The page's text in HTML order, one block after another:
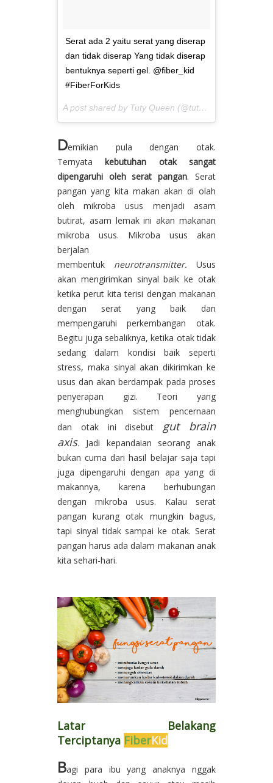
Serat ada 2 yaitu serat yang diserap
dan tidak diserap Yang tidak diserap
bentuknya seperti gel. @fiber_kid
#FiberForKids
A post shared by Tuty Queen (@tutyqueen) on
Demikian pula dengan otak.
Ternyatakebutuhan otak sangat
dipengaruhi oleh serat pangan. Serat
pangan yang kita makan akan di olah
oleh mikroba usus menjadi asam
butirat, asam lemak ini akan makanan
mikroba usus. Mikroba usus akan
berjalan
membentuk neurotransmitter. Usus
akan mengirimkan sinyal baik ke otak
ketika perut kita terisi dengan makanan
dengan serat yang baik dan
mempengaruhi perkembangan otak.
Begitu juga sebaliknya, ketika otak tidak
sedang dalam kondisi baik seperti
stress, maka sinyal akan dikirimkan ke
usus dan akan berdampak pada proses
penyerapan gizi. Teori yang
menghubungkan sistem pencernaan
dan otak ini disebut
gut brain
axis. Jadi kepandaian seorang anak
bukan cuma dari hasil belajar saja tapi
juga dipengaruhi dengan apa yang di
makannya, karena berhubungan
dengan mikroba usus. Kalau serat
pangan kurang otak mungkin bagus,
tapi sinyal tidak sampai ke otak. Serat
pangan harus ada dalam makanan anak
kita sehari-hari.
Latar Belakang
Terciptanya FiberKid
Bagi para ibu yang anaknya nggak